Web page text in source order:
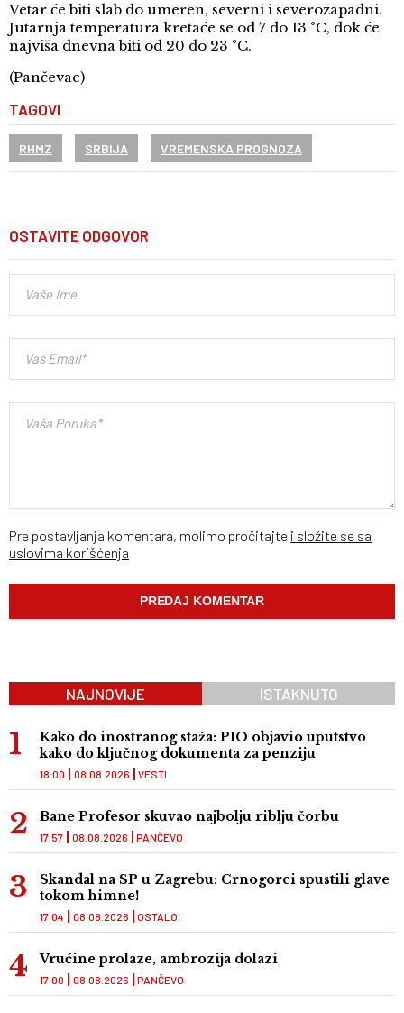
Vetar će biti slab do umeren, severni i severozapadni.
Jutarnja temperatura kretaće se od 7 do 13 °C, dok će
najviša dnevna biti od 20 do 23 °C.
(Pančevac)
TAGOVI
RHMZ SRBIJA VREMENSKA PROGNOZA
OSTAVITE ODGOVOR
Pre postavljanja komentara, molimo pročitajte i složite se sa
uslovima korišćenja
NAJNOVIJE ISTAKNUTO
Kako do inostranog staža: PIO objavio uputstvo
kako do ključnog dokumenta za penziju
VESTI
18:00 08.08.2026
Bane Profesor skuvao najbolju riblju čorbu
PANČEVO
17:57 08.08.2026
Skandal na SP u Zagrebu: Crnogorci spustili glave
tokom himne!
OSTALO
17:04 08.08.2026
Vrućine prolaze, ambrozija dolazi
PANČEVO
17:00 08.08.2026